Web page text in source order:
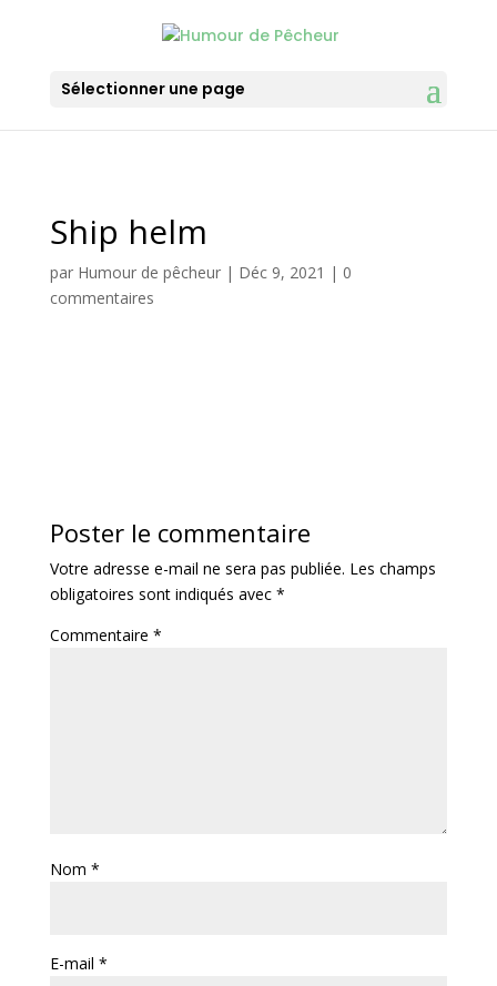
Sélectionner une page
Ship helm
par Humour de pêcheur| Déc 9, 2021 | 0
commentaires
Poster le commentaire
Votre adresse e-mail ne sera pas publiée. Les champs
obligatoires sont indiqués avec *
Commentaire *
Nom *
E-mail *